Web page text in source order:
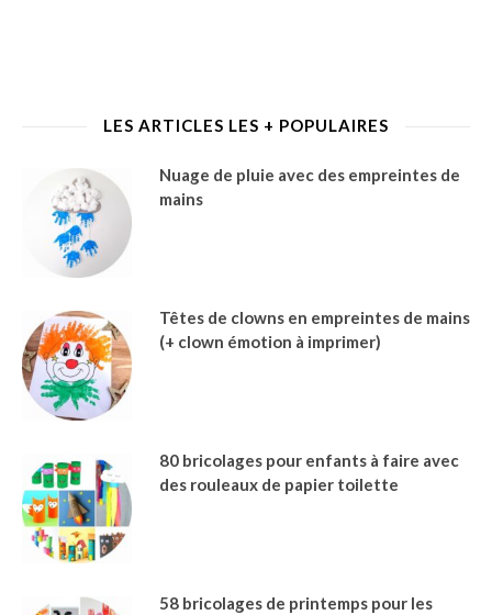
LES ARTICLES LES + POPULAIRES
Nuage de pluie avec des empreintes de
mains
Têtes de clowns en empreintes de mains
(+ clown émotion à imprimer)
80 bricolages pour enfants à faire avec
des rouleaux de papier toilette
58 bricolages de printemps pour les